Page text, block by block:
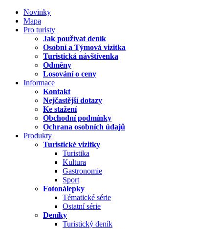
Novinky
Mapa
Pro turisty
Jak používat deník
Osobní a Týmová vizitka
Turistická návštívenka
Odměny
Losování o ceny
Informace
Kontakt
Nejčastější dotazy
Ke stažení
Obchodní podmínky
Ochrana osobních údajů
Produkty
Turistické vizitky
Turistika
Kultura
Gastronomie
Sport
Fotonálepky
Tématické série
Ostatní série
Deníky
Turistický deník